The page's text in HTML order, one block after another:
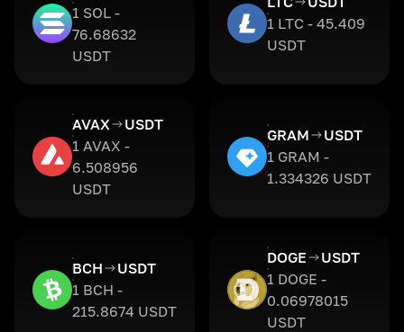
1 SOL -
76.68632
USDT
1 LTC - 45.409
USDT
AVAX
USDT
1 AVAX -
6.508956
USDT
GRAM
USDT
1 GRAM -
1.334326 USDT
BCH
USDT
1 BCH -
215.8674 USDT
DOGE
USDT
1 DOGE -
0.06978015
USDT